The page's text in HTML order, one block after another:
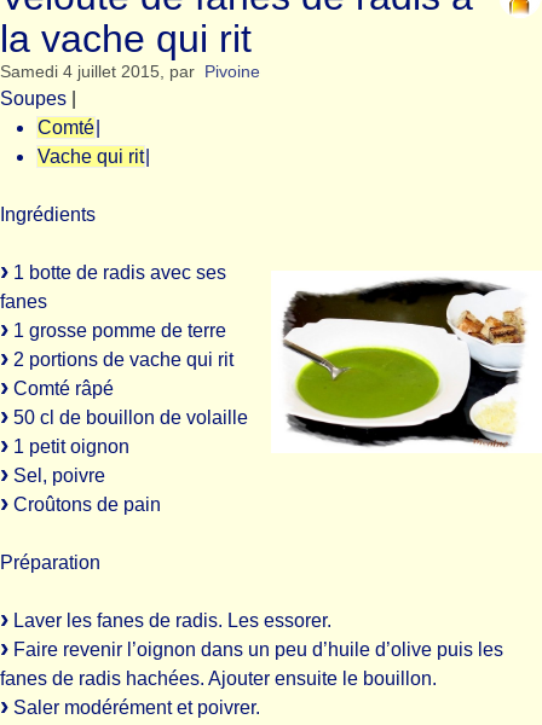
la vache qui rit
Samedi 4 juillet 2015, par Pivoine
Soupes
Comté
Vache qui rit
Ingrédients
1 botte de radis avec ses
fanes
1 grosse pomme de terre
2 portions de vache qui rit
Comté râpé
50 cl de bouillon de volaille
1 petit oignon
Sel, poivre
Croûtons de pain
Préparation
Laver les fanes de radis. Les essorer.
Faire revenir l’oignon dans un peu d’huile d’olive puis les
fanes de radis hachées. Ajouter ensuite le bouillon.
Saler modérément et poivrer.